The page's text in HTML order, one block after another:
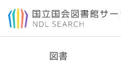
本文へ移動
図書